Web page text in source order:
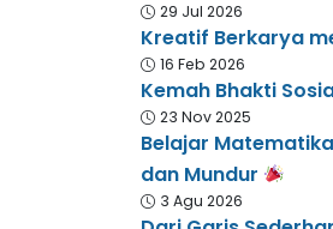
29 Jul 2026
Kreatif Berkarya
16 Feb 2026
Kemah Bhakti
23 Nov 2025
Belajar
dan Mundur
3 Agu 2026